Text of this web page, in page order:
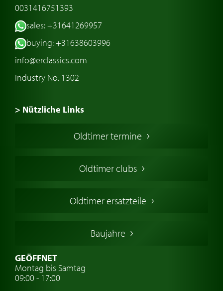
0031416751393
sales: +31641269957
buying: +31638603996
info@erclassics.com
Industry No. 1302
> Nützliche Links
Oldtimers in Europa
Englische Oldtimer
Deutsche Oldtimer
Schwedische Oldtimer
Oldtimer mit h-kennzeichen
Auto Oldtimer Markt
Oldtimer termine
Oldtimer clubs
Oldtimer ersatzteile
Baujahre
GEÖFFNET
Montag bis Samtag
09:00 - 17:00